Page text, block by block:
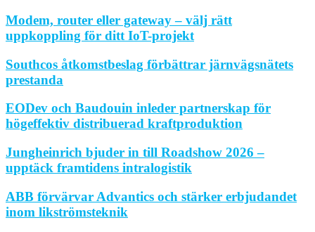
Modem, router eller gateway – välj rätt
uppkoppling för ditt IoT-projekt
Southcos åtkomstbeslag förbättrar järnvägsnätets
prestanda
EODev och Baudouin inleder partnerskap för
högeffektiv distribuerad kraftproduktion
Jungheinrich bjuder in till Roadshow 2026 –
upptäck framtidens intralogistik
ABB förvärvar Advantics och stärker erbjudandet
inom likströmsteknik